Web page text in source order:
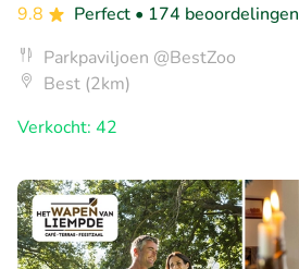
9.8
Perfect • 174 beoordelingen
Parkpaviljoen @BestZoo
Best (2km)
Verkocht: 42